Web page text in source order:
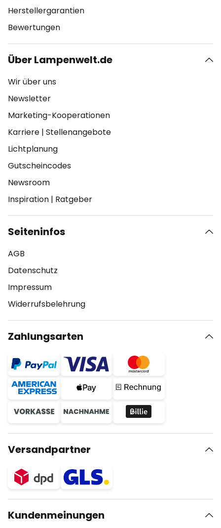
Herstellergarantien
Bewertungen
Über Lampenwelt.de
Wir über uns
Newsletter
Marketing-Kooperationen
Karriere | Stellenangebote
Lichtplanung
Gutscheincodes
Newsroom
Inspiration | Ratgeber
Seiteninfos
AGB
Datenschutz
Impressum
Widerrufsbelehrung
Zahlungsarten
Versandpartner
Kundenmeinungen